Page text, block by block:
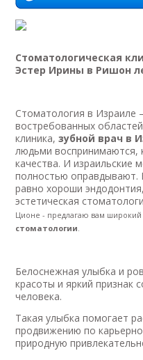
Стоматологическая
Эстер Ирины в Ришон
Стоматология в Израиле
востребованных
клиника, зубной врач в
людьми воспринимаются,
качества. И израильские
полностью оправдывают.
равно хороши
эстетическая
Ционе - предлагаю вам
стоматологии
Белоснежная улыбка и
красоты и яркий признак
человека.
Такая улыбка помогает
продвижению по
природную